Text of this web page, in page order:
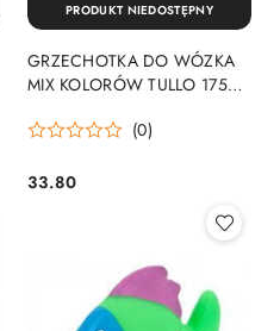
GRZECHOTKA DO WÓZKA
MIX KOLORÓW TULLO 175
(0)
Cena:
33.80
PRODUKT NIEDOSTĘPNY